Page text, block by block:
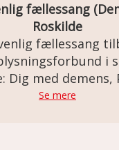
fællessang
Roskilde
fællessang
i
Kommunes
Dig med demens,
Se mere